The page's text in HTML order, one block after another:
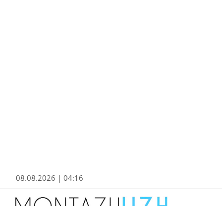
08.08.2026 | 04:16